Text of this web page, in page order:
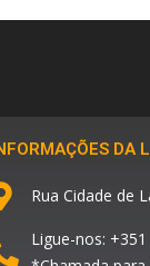
DA
Rua Cidade de
Ligue-nos: